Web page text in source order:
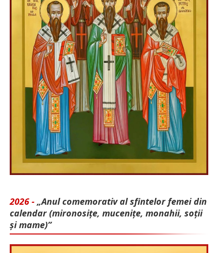
2026 - „Anul comemorativ al sfintelor femei din
calendar (mironosițe, mu­cenițe, monahii, soții
și mame)”